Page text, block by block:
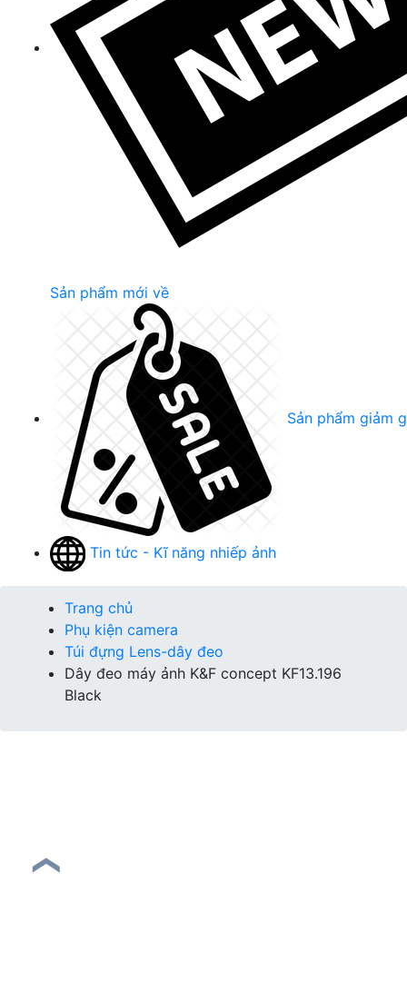
Sản phẩm mới về
Sản phẩm giảm
Tin tức - Kĩ năng nhiếp ảnh
Trang chủ
Phụ kiện camera
Túi đựng Lens-dây đeo
Dây đeo máy ảnh K&F concept KF13.196
Black
❮